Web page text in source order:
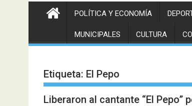
POLÍTICA Y ECONOMÍA
MUNICIPALES CULTURA
Etiqueta: El Pepo
Liberaron al cantante “El